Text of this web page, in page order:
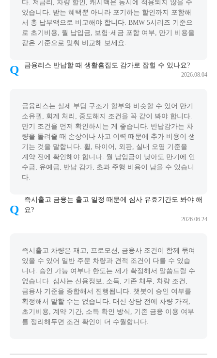
다. 저금리, 차량 할인, 캐시백은 동시에 적용되지 않을 수
있습니다. 받는 혜택뿐 아니라 포기하는 할인까지 포함해
서 총 납부액으로 비교해야 합니다. BMW 5시리즈 기준으
로 초기비용, 월 납입금, 보험·세금 포함 여부, 만기 비용을
같은 기준으로 맞춰 비교해 보세요.
금융리스 반납할 때 생활흠집도 감가로 잡힐 수 있나요?
2026.08.04
금융리스는 실제 부담 구조가 할부와 비슷할 수 있어 만기
소유권, 회계 처리, 중도해지 조건을 꼭 같이 봐야 합니다.
만기 조건을 먼저 확인하시는 게 좋습니다. 반납감가는 차
량을 돌려줄 때 손상이나 사고 이력 때문에 추가 비용이 생
기는 것을 말합니다. 휠, 타이어, 외판, 실내 오염 기준을
계약 전에 확인해야 합니다. 월 납입금이 낮아도 만기에 인
수금, 유예금, 반납 감가, 초과 주행 비용이 남을 수 있습니
다.
즉시출고 금융는 출고 일정 때문에 심사 유효기간도 봐야 해
요?
2026.06.24
즉시출고 차량은 재고, 프로모션, 금융사 조건이 함께 묶여
있을 수 있어 일반 주문 차량과 견적 조건이 다를 수 있습
니다. 승인 가능 여부나 한도는 제가 확정해서 말씀드릴 수
없습니다. 심사는 신용정보, 소득, 기존 채무, 차량 조건,
금융사 기준을 종합해서 진행됩니다. 챗봇이 승인 여부를
확정해서 말할 수는 없습니다. 대신 상담 전에 차량 가격,
초기비용, 계약 기간, 소득 확인 방식, 기존 금융 이용 여부
를 정리해두면 조건 확인이 더 수월합니다.